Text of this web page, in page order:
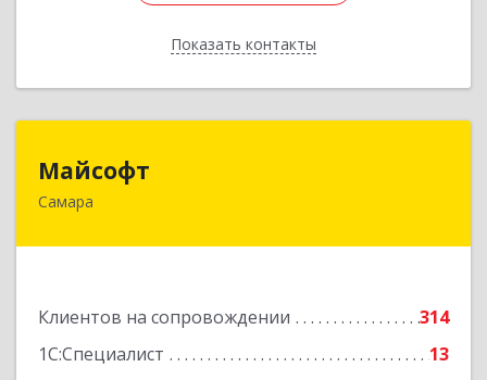
Показать контакты
Назад
Майсофт
Самара
Клиентов на сопровождении
314
1С:Специалист
13
443076, Самарская обл, Самара г, Партизанская